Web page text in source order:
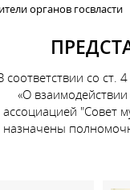
органов госвласти
соответствии со ст.
«О взаимодействии
ассоциацией "Совет
назначены